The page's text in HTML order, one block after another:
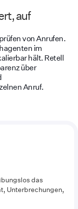
auf
von Anrufen.
im
hält. Retell
über
Anruf.
das
Unterbrechungen,